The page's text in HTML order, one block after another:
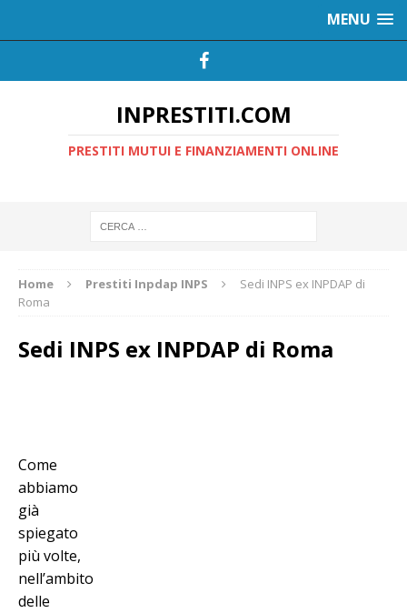
MENU
INPRESTITI.COM
PRESTITI MUTUI E FINANZIAMENTI ONLINE
Home Prestiti Inpdap INPS
Sedi INPS ex INPDAP di
Roma
Sedi INPS ex INPDAP di Roma
Come
abbiamo
già
spiegato
più volte,
nell’ambito
delle